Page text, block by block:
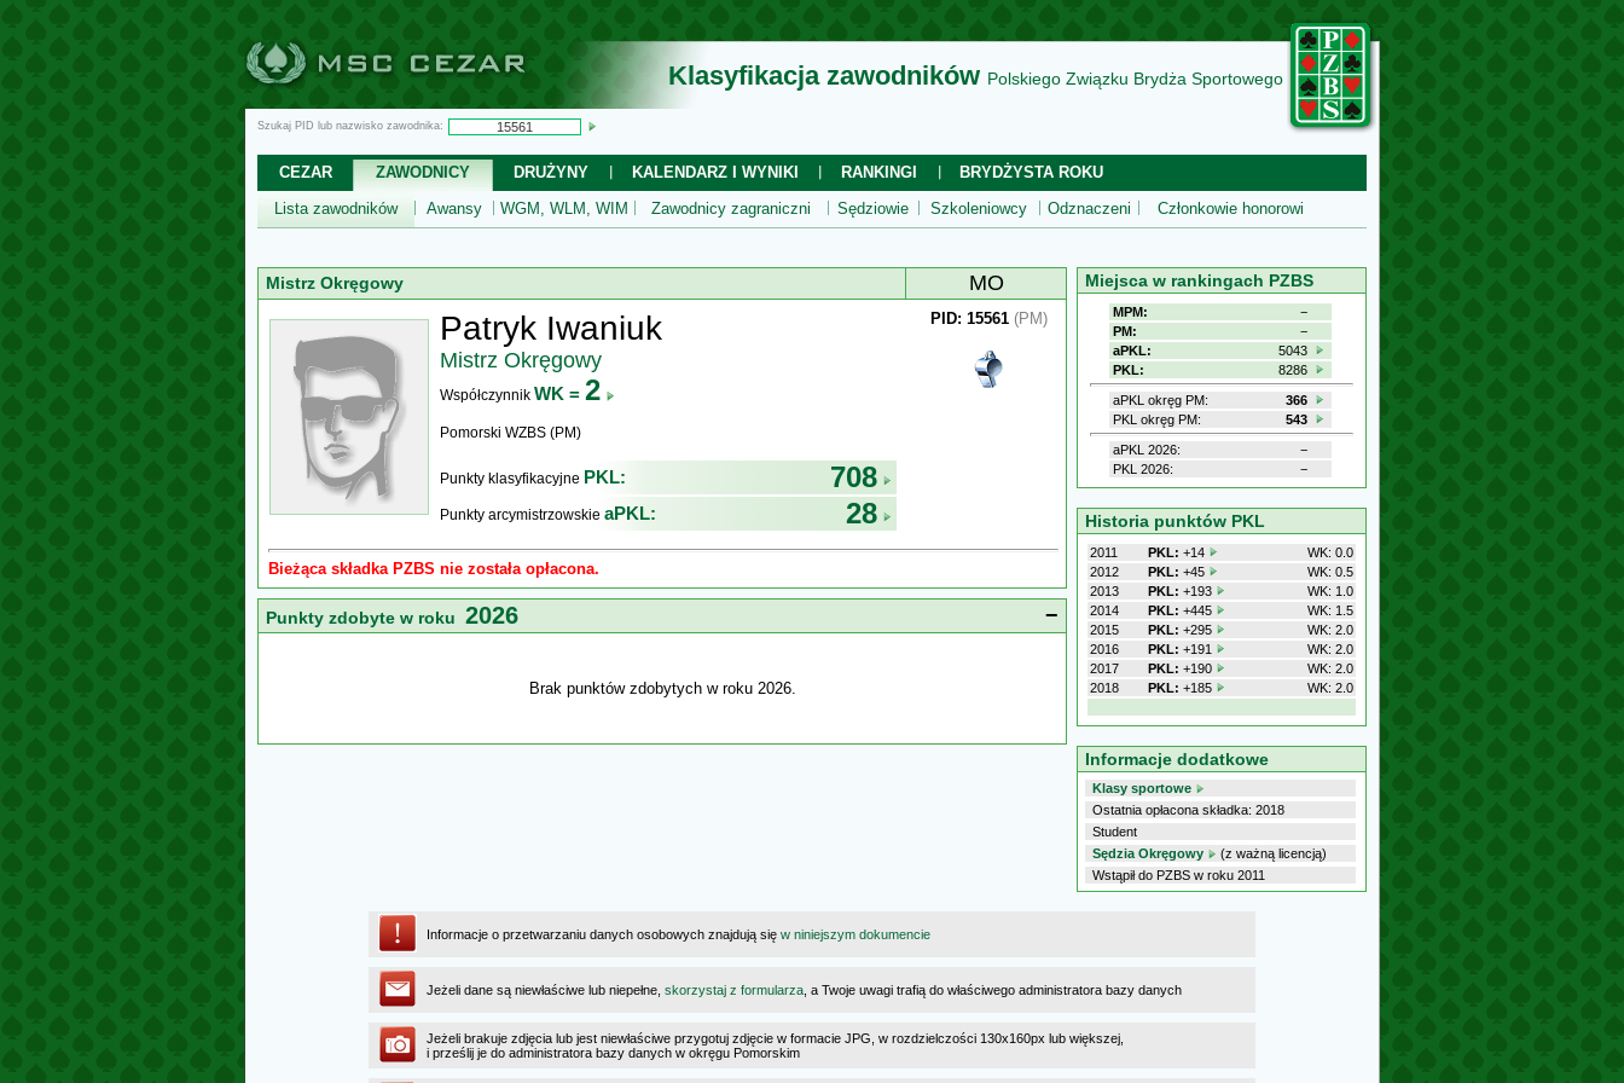
Klasyfikacja zawodników Polskiego Związku Brydża Sportowego
Szukaj PID lub nazwisko zawodnika:
CEZAR ZAWODNICY DRUŻYNY KALENDARZ I WYNIKI RANKINGI
BRYDŻYSTA ROKU
Lista zawodników
Awansy WGM, WLM, WIM Zawodnicy zagraniczni Sędziowie Szkoleniowcy Odznaczeni Członkowie honorowi
Mistrz Okręgowy MO
Patryk Iwaniuk
Mistrz Okręgowy
Współczynnik WK = 2
Pomorski WZBS (PM)
Punkty klasyfikacyjne PKL: 708
Punkty arcymistrzowskie aPKL: 28
PID: 15561 (PM)
Bieżąca składka PZBS nie została opłacona.
Punkty zdobyte w roku 2026 −
Brak punktów zdobytych w roku 2026.
Miejsca w rankingach PZBS
MPM:
−
PM:
−
aPKL:
5043
PKL:
8286
aPKL okręg PM:
366
PKL okręg PM:
543
aPKL 2026:
−
PKL 2026:
−
Historia punktów PKL
2011 PKL: +14
WK: 0.0
2012
PKL: +45
WK: 0.5
2013
PKL: +193
WK: 1.0
2014
PKL: +445
WK: 1.5
2015
PKL: +295
WK: 2.0
2016
PKL: +191
WK: 2.0
2017
PKL: +190
WK: 2.0
2018
PKL: +185 WK: 2.0
Informacje dodatkowe
Klasy sportowe
Ostatnia opłacona składka: 2018
Student
Sędzia Okręgowy
(z ważną licencją)
Wstąpił do PZBS w roku 2011
Informacje o przetwarzaniu danych osobowych znajdują się w niniejszym dokumencie
Jeżeli dane są niewłaściwe lub niepełne, skorzystaj z formularza , a Twoje uwagi trafią do właściwego administratora bazy danych
Jeżeli brakuje zdjęcia lub jest niewłaściwe przygotuj zdjęcie w formacie JPG, w rozdzielczości 130x160px lub większej,
i prześlij je do administratora bazy danych w okręgu Pomorskim